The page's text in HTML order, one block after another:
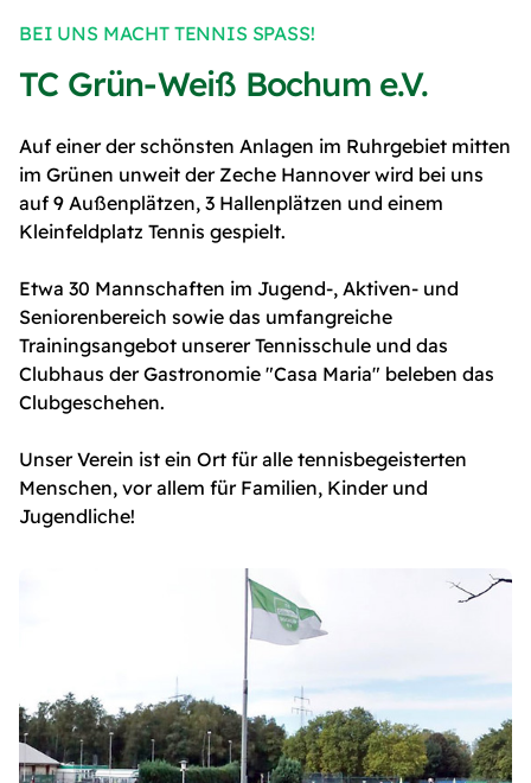
BEI UNS MACHT TENNIS SPASS!
TC Grün-Weiß Bochum e.V.
Auf einer der schönsten Anlagen im Ruhrgebiet mitten
im Grünen unweit der Zeche Hannover wird bei uns
auf 9 Außenplätzen, 3 Hallenplätzen und einem
Kleinfeldplatz Tennis gespielt.
Etwa 30 Mannschaften im Jugend-, Aktiven- und
Seniorenbereich sowie das umfangreiche
Trainingsangebot unserer Tennisschule und das
Clubhaus der Gastronomie "Casa Maria" beleben das
Clubgeschehen.
Unser Verein ist ein Ort für alle tennisbegeisterten
Menschen, vor allem für Familien, Kinder und
Jugendliche!